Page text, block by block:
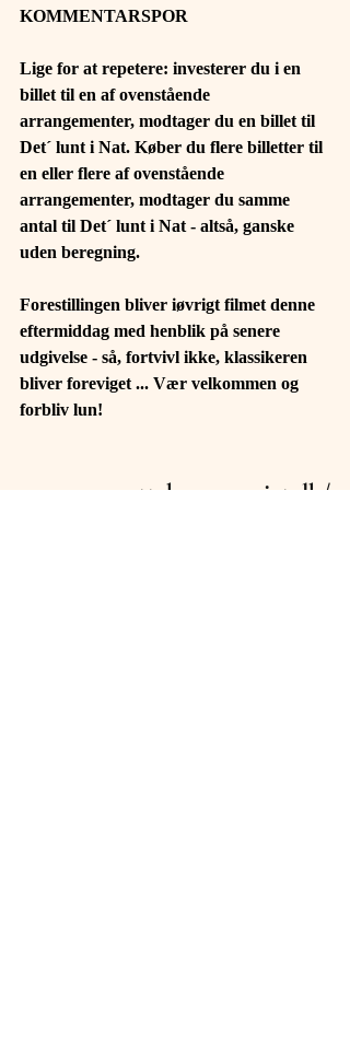
KOMMENTARSPOR
Lige for at repetere: investerer du i en
billet til en af ovenstående
arrangementer, modtager du en billet til
Det´ lunt i Nat. Køber du flere billetter til
en eller flere af ovenstående
arrangementer, modtager du samme
antal til Det´ lunt i Nat - altså, ganske
uden beregning.
Forestillingen bliver iøvrigt filmet denne
eftermiddag med henblik på senere
udgivelse - så, fortvivl ikke, klassikeren
bliver foreviget ... Vær velkommen og
forbliv lun!
www.operettekompagniet.dk/